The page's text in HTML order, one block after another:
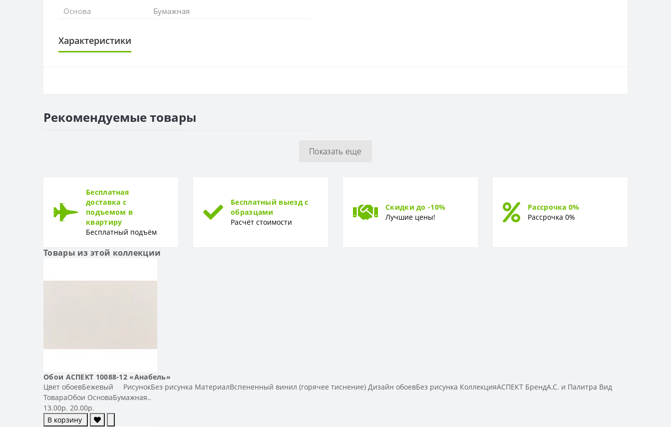
Основа Бумажная
Характеристики
Раппорт
0,53 x 15,05 м
Рекомендуемые товары
Показать еще
Бесплатная
доставка с
подъемом в
квартиру
Бесплатный подъём
Бесплатный выезд с
образцами
Расчёт стоимости
Скидки до -10%
Лучшие цены!
Рассрочка 0%
Рассрочка 0%
Товары из этой коллекции
Обои АСПЕКТ 10088-12 «Анабель»
Цвет обоевБежевый РисунокБез рисунка МатериалВспененный винил (горячее тиснение) Дизайн обоевБез рисунка КоллекцияАСПЕКТ БрендА.С. и Палитра Вид
ТовараОбои ОсноваБумажная..
13.00р. 20.00р.
В корзину